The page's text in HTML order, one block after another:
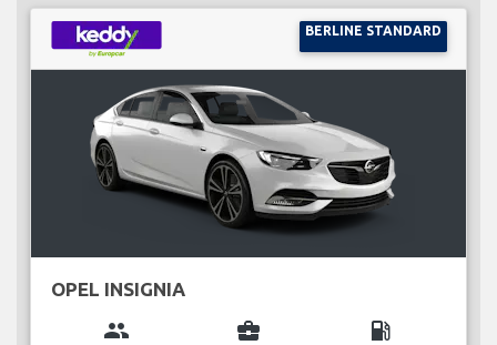
BERLINE STANDARD
OPEL INSIGNIA
group business_center local_gas_station